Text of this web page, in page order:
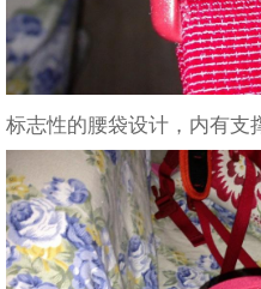
标志性的腰袋设计，内有支